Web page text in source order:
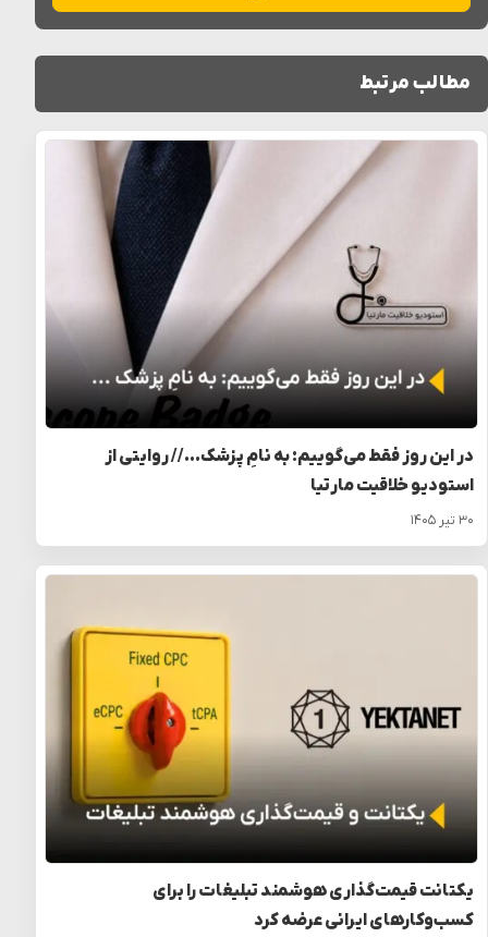
مطالب مرتبط
در این روز فقط می‌گوییم: به نامِ پزشک… // روایتی از
استودیو خلاقیت مارتیا
۳۰ تیر ۱۴۰۵
یکتانت قیمت‌گذاری هوشمند تبلیغات را برای
کسب‌وکارهای ایرانی عرضه کرد